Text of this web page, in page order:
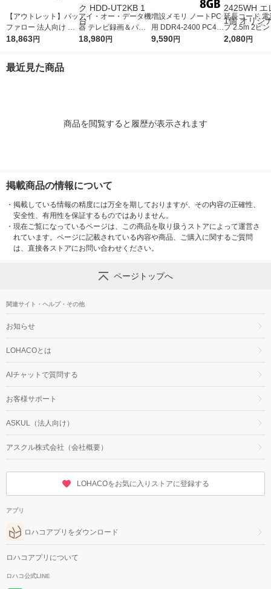
【アウトレット】バッ
ファロー 法人向け フ
リースポット導入キッ
18,863円
アイ・オー・データ機
器 テレビ録画＆パソ
コン両対応 外付けハ
18,980円
増設メモリ ノートPC
用 DDR4-2400 PC4-1
9200 8GB S.O.DIMM
9,590円
延長コード 電
プ 2.5m 2ピ
スイッチ付 雷
2,080円
最近見た商品
商品を閲覧すると履歴が表示されます
掲載商品の情報について
・ 掲載している情報の精度には万全を期しておりますが、その内容の正確性、
安全性、有用性を保証するものではありません。
・ 現在ご覧になっているページは、この商品を取り扱うストアによって運営さ
れています。ページに記載されている内容や商品、ご購入に関するご質問
は、直接各ストアにお問い合わせください。
ページトップへ
関連サイト・ヘルプ・その他
お知らせ
LOHACOとは
AIチャットで質問する
お客様サポート
ASKUL（法人向け）
アスクル株式会社（会社概要）
LOHACOをお気に入りストアに登録する
アプリ
ロハコアプリをダウンロード
ロハコアプリについて
ロハコ公式LINE